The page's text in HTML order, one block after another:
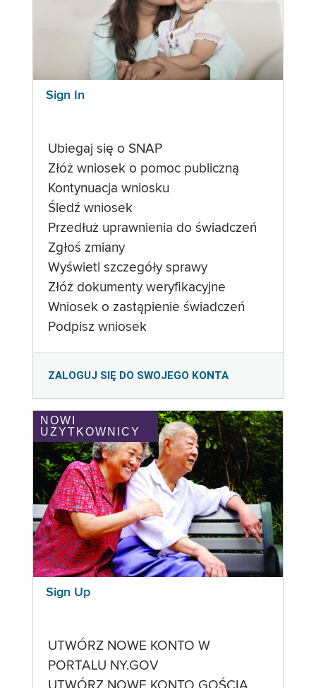
Sign In
Ubiegaj się o SNAP
Złóż wniosek o pomoc publiczną
Kontynuacja wniosku
Śledź wniosek
Przedłuż uprawnienia do świadczeń
Zgłoś zmiany
Wyświetl szczegóły sprawy
Złóż dokumenty weryfikacyjne
Wniosek o zastąpienie świadczeń
Podpisz wniosek
ZALOGUJ SIĘ DO SWOJEGO KONTA
NOWI
UŻYTKOWNICY
Sign Up
UTWÓRZ NOWE KONTO W
PORTALU NY.GOV